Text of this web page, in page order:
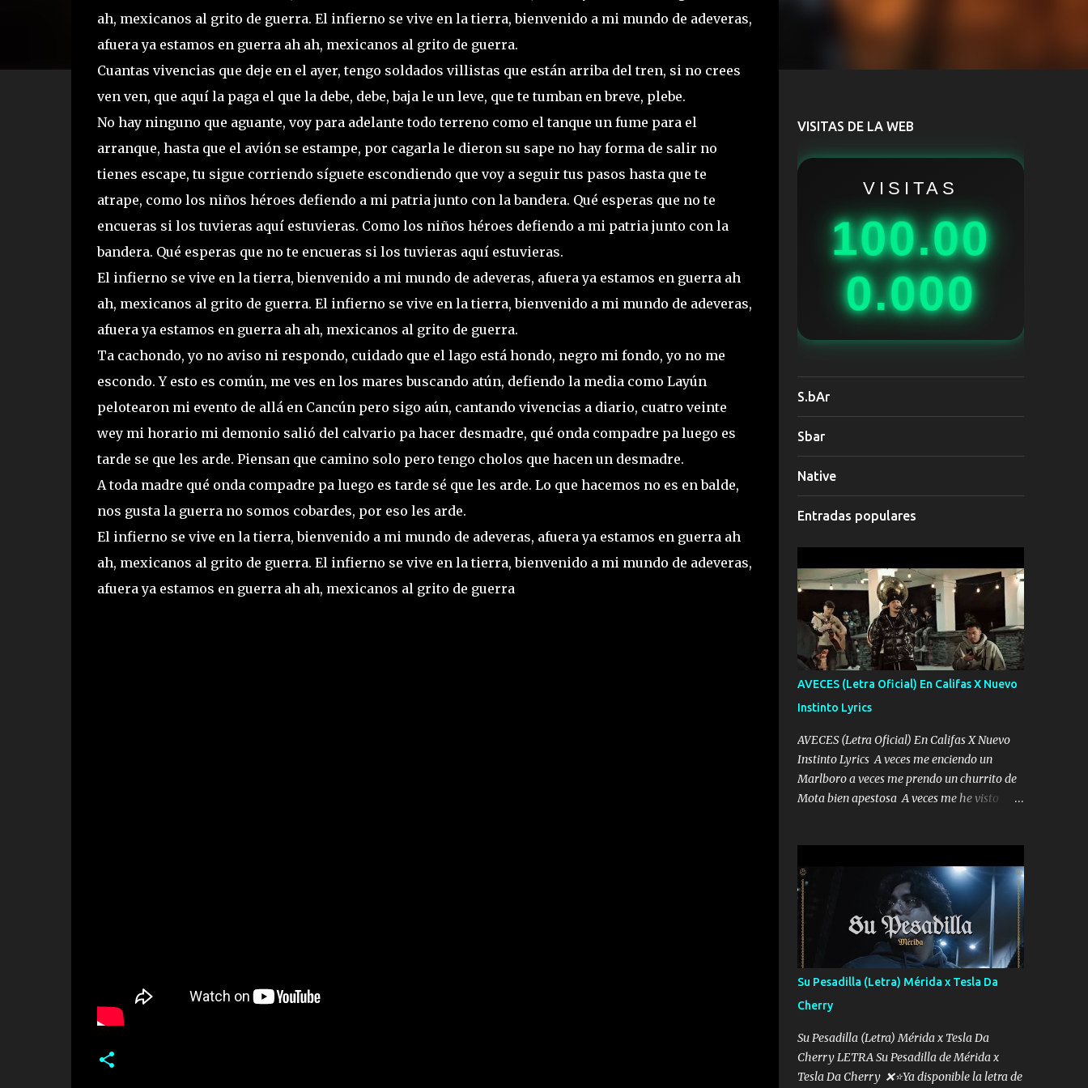
ah, mexicanos al grito de guerra. El infierno se vive en la tierra, bienvenido a mi mundo de adeveras,
afuera ya estamos en guerra ah ah, mexicanos al grito de guerra.
Cuantas vivencias que deje en el ayer, tengo soldados villistas que están arriba del tren, si no crees
ven ven, que aquí la paga el que la debe, debe, baja le un leve, que te tumban en breve, plebe.
No hay ninguno que aguante, voy para adelante todo terreno como el tanque un fume para el
arranque, hasta que el avión se estampe, por cagarla le dieron su sape no hay forma de salir no
tienes escape, tu sigue corriendo síguete escondiendo que voy a seguir tus pasos hasta que te
atrape, como los niños héroes defiendo a mi patria junto con la bandera. Qué esperas que no te
encueras si los tuvieras aquí estuvieras. Como los niños héroes defiendo a mi patria junto con la
bandera. Qué esperas que no te encueras si los tuvieras aquí estuvieras.
El infierno se vive en la tierra, bienvenido a mi mundo de adeveras, afuera ya estamos en guerra ah
ah, mexicanos al grito de guerra. El infierno se vive en la tierra, bienvenido a mi mundo de adeveras,
afuera ya estamos en guerra ah ah, mexicanos al grito de guerra.
Ta cachondo, yo no aviso ni respondo, cuidado que el lago está hondo, negro mi fondo, yo no me
escondo. Y esto es común, me ves en los mares buscando atún, defiendo la media como Layún
pelotearon mi evento de allá en Cancún pero sigo aún, cantando vivencias a diario, cuatro veinte
wey mi horario mi demonio salió del calvario pa hacer desmadre, qué onda compadre pa luego es
tarde se que les arde. Piensan que camino solo pero tengo cholos que hacen un desmadre.
A toda madre qué onda compadre pa luego es tarde sé que les arde. Lo que hacemos no es en balde,
nos gusta la guerra no somos cobardes, por eso les arde.
El infierno se vive en la tierra, bienvenido a mi mundo de adeveras, afuera ya estamos en guerra ah
ah, mexicanos al grito de guerra. El infierno se vive en la tierra, bienvenido a mi mundo de adeveras,
afuera ya estamos en guerra ah ah, mexicanos al grito de guerra
VISITAS DE LA WEB
VISITAS
100.00
0.000
S.bAr
Sbar
Native
Entradas populares
AVECES (Letra Oficial) En Califas X Nuevo
Instinto Lyrics
AVECES (Letra Oficial) En Califas X Nuevo
Instinto Lyrics A veces me enciendo un
Marlboro a veces me prendo un churrito de
Mota bien apestosa A veces me he visto
me mandó yo tengo el control a todos yo les
paro el dedo soy hocicon un malcriado un
malandrón Que Les importa no saben nada
falsas las risas las que me miran hay gente
corriente no quieren verte subir de level
trucha mis plebes Música A veces me pongo
un sombrero a veces me ven la cachucha de
lado con la mirada siempre en alto A veces
me fajó una super o a veces me fajó una
Glock siempre armado todas las
generaciones yo traigo El chiste es que hago
Su Pesadilla (Letra) Mérida x Tesla Da
Cherry
Su Pesadilla (Letra) Mérida x Tesla Da
Cherry LETRA Su Pesadilla de Mérida x
Tesla Da Cherry ❌⭐Ya disponible la letra de